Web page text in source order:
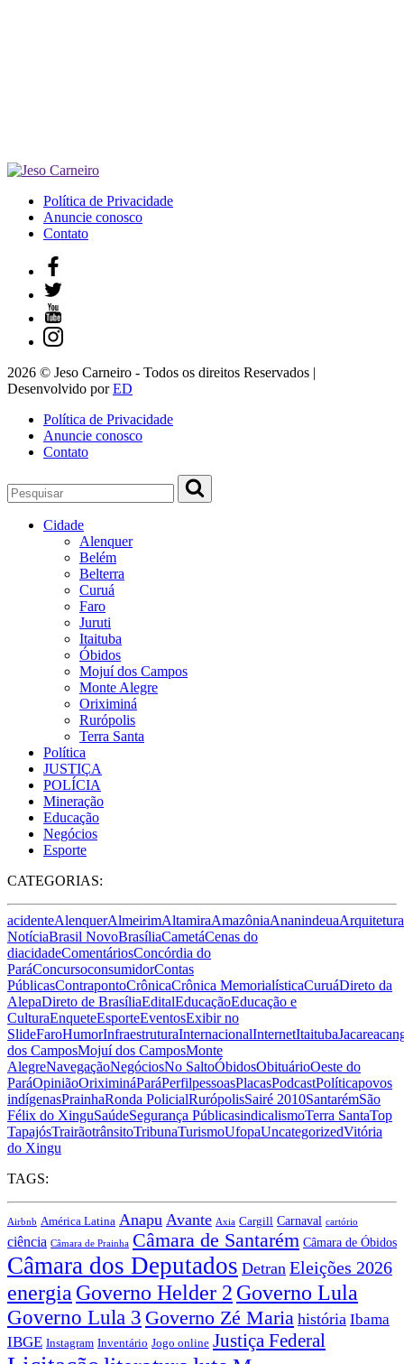
Política de Privacidade
Anuncie conosco
Contato
2026 © Jeso Carneiro - Todos os direitos Reservados |
Desenvolvido porED
Política de Privacidade
Anuncie conosco
Contato
Cidade
Alenquer
Belém
Belterra
Curuá
Faro
Juruti
Itaituba
Óbidos
Mojuí dos Campos
Monte Alegre
Oriximiná
Rurópolis
Terra Santa
Política
JUSTIÇA
POLÍCIA
Mineração
Educação
Negócios
Esporte
CATEGORIAS:
acidenteAlenquerAlmeirimAltamiraAmazôniaAnanindeuaArquitetura
NotíciaBrasil NovoBrasíliaCametáCenas do
diacidadeComentáriosConcórdia do
ParáConcursoconsumidorContas
PúblicasContrapontoCrônicaCrônica MemorialísticaCuruáDireto da
AlepaDireto de BrasíliaEditalEducaçãoEducação e
CulturaEnqueteEsporteEventosExibir no
SlideFaroHumorInfraestruturaInternacionalInternetItaituba
dos CamposMojuí dos CamposMonte
AlegreNavegaçãoNegóciosNo SaltoÓbidosObituárioOeste do
ParáOpiniãoOriximináParáPerfilpessoasPlacasPodcastPolíticapovos
indígenasPrainhaRonda PolicialRurópolisSairé 2010SantarémSão
Félix do XinguSaúdeSegurança PúblicasindicalismoTerra SantaTop
TapajósTrairãotrânsitoTribunaTurismoUfopaUncategorizedVitória
do Xingu
TAGS:
Airbnb América Latina Anapu Avante Axia Cargill Carnaval cartório
ciência Câmara de Prainha Câmara de Santarém Câmara de Óbidos
Câmara dos Deputados Detran Eleições 2026
energia Governo Helder 2 Governo Lula
Governo Lula 3 Governo Zé Maria história Ibama
IBGE Instagram Inventário Jogo online Justiça Federal